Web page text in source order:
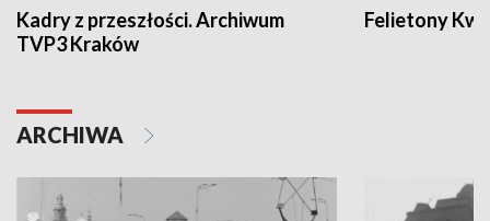
Kadry z przeszłości. Archiwum
TVP3 Kraków
Felietony
ARCHIWA